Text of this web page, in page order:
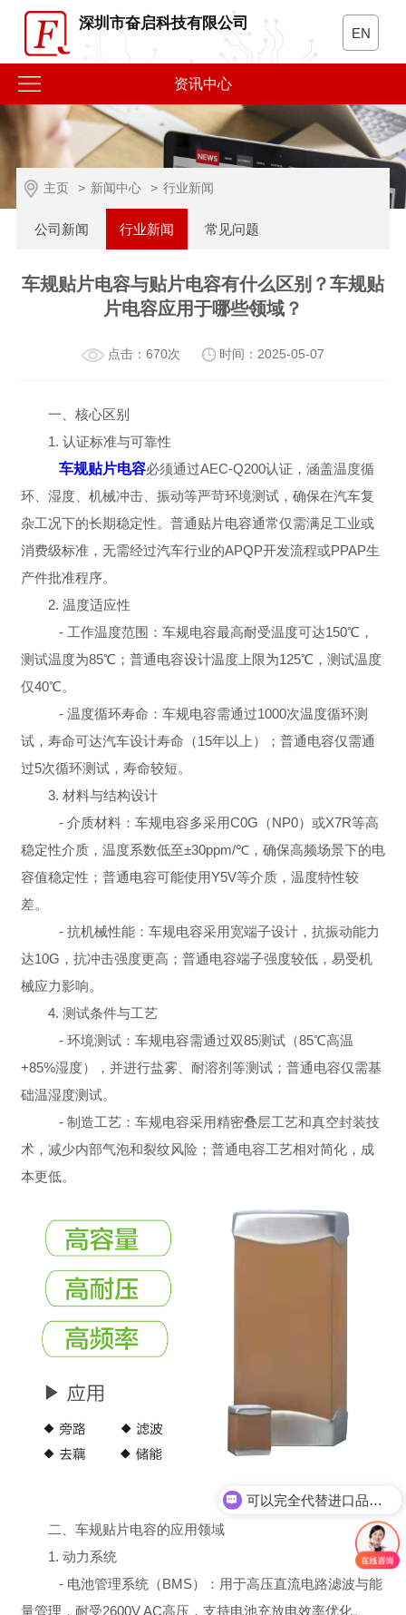
深圳市奋启科技有限公司
EN
资讯中心
主页 > 新闻中心 > 行业新闻
公司新闻 行业新闻 常见问题
车规贴片电容与贴片电容有什么区别？车规贴
片电容应用于哪些领域？
点击：670次 时间：2025-05-07
一、核心区别
1. 认证标准与可靠性
车规贴片电容必须通过AEC-Q200认证，涵盖温度循
环、湿度、机械冲击、振动等严苛环境测试，确保在汽车复
杂工况下的长期稳定性。普通贴片电容通常仅需满足工业或
消费级标准，无需经过汽车行业的APQP开发流程或PPAP生
产件批准程序。
2. 温度适应性
- 工作温度范围：车规电容最高耐受温度可达150℃，
测试温度为85℃；普通电容设计温度上限为125℃，测试温度
仅40℃。
- 温度循环寿命：车规电容需通过1000次温度循环测
试，寿命可达汽车设计寿命（15年以上）；普通电容仅需通
过5次循环测试，寿命较短。
3. 材料与结构设计
- 介质材料：车规电容多采用C0G（NP0）或X7R等高
稳定性介质，温度系数低至±30ppm/℃，确保高频场景下的电
容值稳定性；普通电容可能使用Y5V等介质，温度特性较
差。
- 抗机械性能：车规电容采用宽端子设计，抗振动能力
达10G，抗冲击强度更高；普通电容端子强度较低，易受机
械应力影响。
4. 测试条件与工艺
- 环境测试：车规电容需通过双85测试（85℃高温
+85%湿度），并进行盐雾、耐溶剂等测试；普通电容仅需基
础温湿度测试。
- 制造工艺：车规电容采用精密叠层工艺和真空封装技
术，减少内部气泡和裂纹风险；普通电容工艺相对简化，成
本更低。
二、车规贴片电容的应用领域
1. 动力系统
- 电池管理系统（BMS）：用于高压直流电路滤波与能
量管理，耐受2600V AC高压，支持电池充放电效率优化。
可以完全代替进口品牌吗？